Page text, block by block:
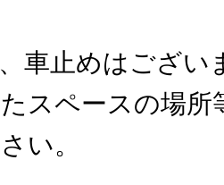
車止めはござい
スペースの場所
い。